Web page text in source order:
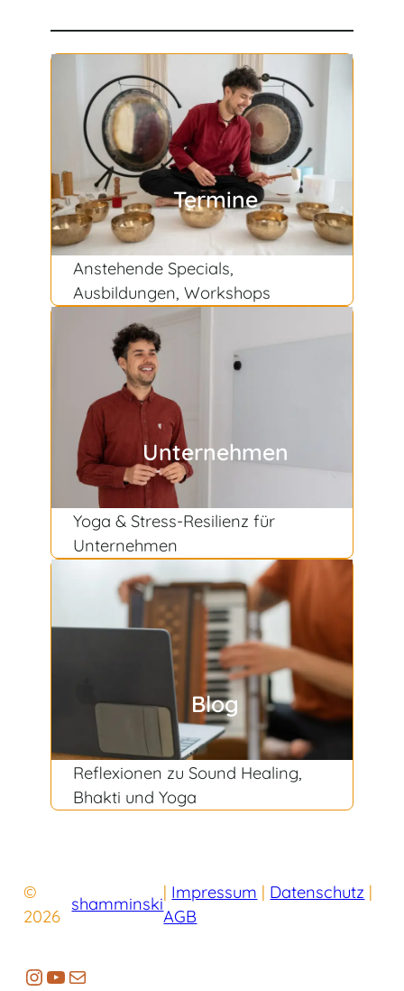
Termine
Anstehende Specials,
Ausbildungen, Workshops
Unternehmen
Yoga & Stress-Resilienz für
Unternehmen
Blog
Reflexionen zu Sound Healing,
Bhakti und Yoga
©
2026
shamminski
| Impressum | Datenschutz |
AGB
https://www.instagram.com/
YouTube
E-Mail